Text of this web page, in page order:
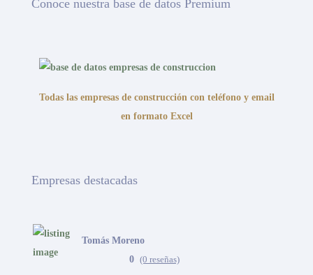
Conoce nuestra base de datos Premium
Todas las empresas de construcción con teléfono y email
en formato Excel
Empresas destacadas
Tomás Moreno
0 (0 reseñas)